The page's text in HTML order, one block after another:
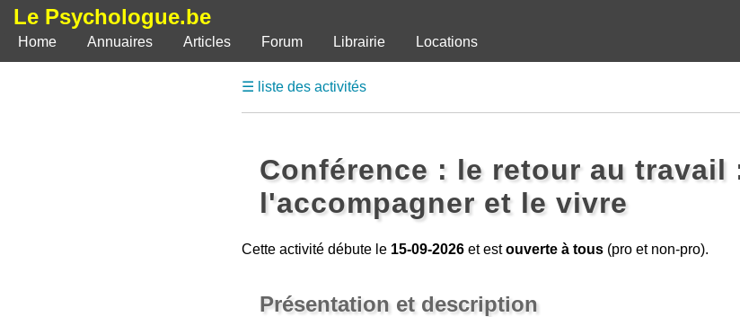
Le Psychologue.be
Home
Annuaires Articles Forum Librairie Locations
☰ liste des activités
Conférence : le retour au travail
l'accompagner et le vivre
Cette activité débute le 15-09-2026et estouverte à tous(pro et non-pro).
Présentation et description